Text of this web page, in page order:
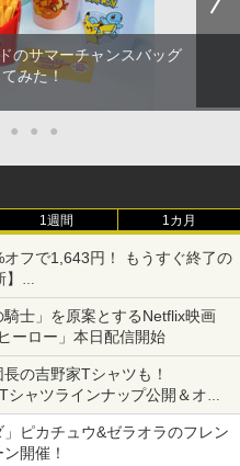
のサマーチャンスバッグ
みた！
● ● ●
1週間 1カ月
オフで1,643円！ もうすぐ終了の
神 絶景版」が67%オフで990円
士」を原案とするNetflix映画
ーロー」本日配信開始
の吉野家Tシャツも！
ャツラインナップ公開＆オン
ピカチュウ&ゼラオラのフレン
開催！